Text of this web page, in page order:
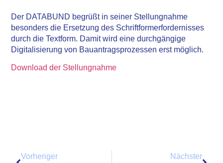
Der DATABUND begrüßt in seiner Stellungnahme
besonders die Ersetzung des Schriftformerfordernisses
durch die Textform. Damit wird eine durchgängige
Digitalisierung von Bauantragsprozessen erst möglich.
Download der Stellungnahme
Vorheriger Nächster